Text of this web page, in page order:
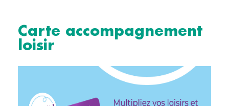
Carte accompagnement
loisir